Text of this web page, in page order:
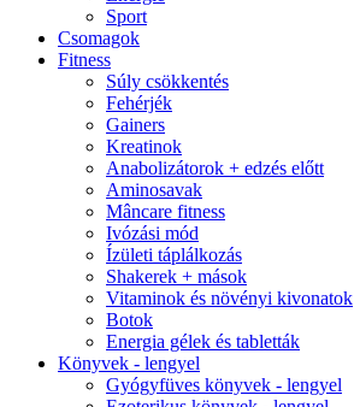
Sport
Csomagok
Fitness
Súly csökkentés
Fehérjék
Gainers
Kreatinok
Anabolizátorok + edzés előtt
Aminosavak
Mâncare fitness
Ivózási mód
Ízületi táplálkozás
Shakerek + mások
Vitaminok és növényi kivonatok
Botok
Energia gélek és tabletták
Könyvek - lengyel
Gyógyfüves könyvek - lengyel